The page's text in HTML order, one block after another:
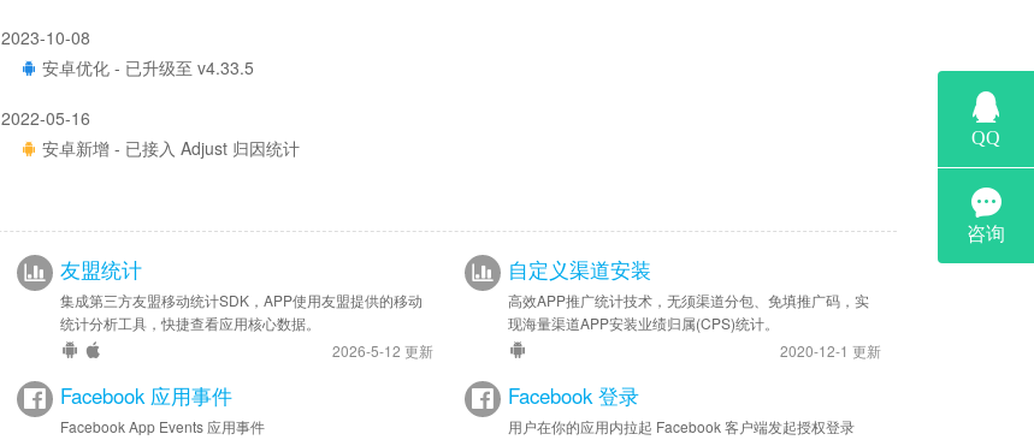
2023-10-08
安卓优化 - 已升级至 v4.33.5
2022-05-16
安卓新增 - 已接入 Adjust 归因统计
友盟统计
集成第三方友盟移动统计SDK，APP使用友盟提供的移动
统计分析工具，快捷查看应用核心数据。
2026-5-12 更新
自定义渠道安装
高效APP推广统计技术，无须渠道分包、免填推广码，实
现海量渠道APP安装业绩归属(CPS)统计。
2020-12-1 更新
Facebook 应用事件
Facebook App Events 应用事件
Facebook 登录
用户在你的应用内拉起 Facebook 客户端发起授权登录